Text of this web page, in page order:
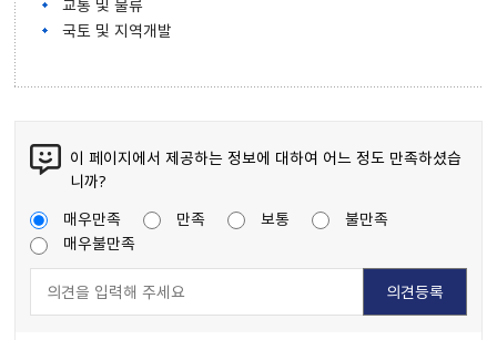
교통 및 물류
국토 및 지역개발
이 페이지에서 제공하는 정보에 대하여 어느 정도 만족하셨습
니까?
매우만족
만족 보통
불만족
매우불만족